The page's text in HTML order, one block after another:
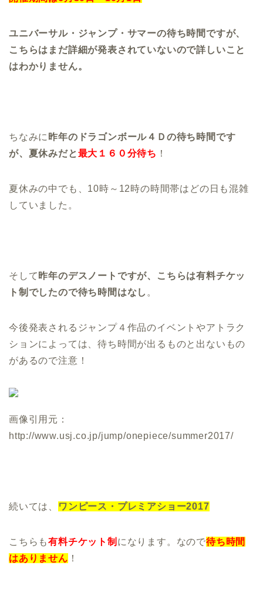
ユニバーサル・ジャンプ・サマーの待ち時間ですが、
こちらはまだ詳細が発表されていないので詳しいこと
はわかりません。
ちなみに 昨年のドラゴンボール４Ｄの待ち時間です
が、夏休みだと最大１６０分待ち ！
夏休みの中でも、10時～12時の時間帯はどの日も混雑
していました。
そして 昨年のデスノートですが、こちらは有料チケッ
ト制でしたので待ち時間はなし 。
今後発表されるジャンプ４作品のイベントやアトラク
ションによっては、待ち時間が出るものと出ないもの
があるので注意！
画像引用元：
http://www.usj.co.jp/jump/onepiece/summer2017/
続いては、 ワンピース・プレミアショー2017
こちらも有料チケット制 になります。なので待ち時間
はありません ！